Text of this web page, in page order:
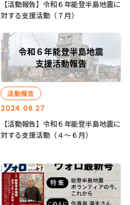
【活動報告】令和６年能登半島地震に
対する支援活動（７月）
2024.06.27
活動報告
【活動報告】令和６年能登半島地震に
対する支援活動（４〜６月）